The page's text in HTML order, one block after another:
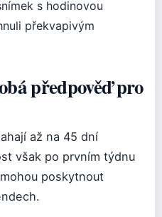
s hodinovou
překvapivým
předpověď pro
až na 45 dní
však po prvním týdnu
poskytnout